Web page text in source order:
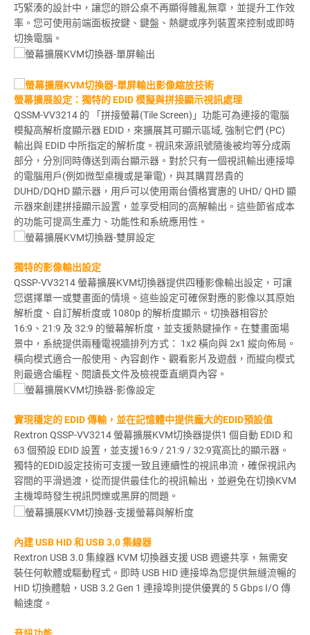
巧緊湊的設計中，讓您的辦公桌不再顯得雜亂無章，並提升工作效
率。您可使用前端面板按鍵、鍵盤、熱鍵或序列裝置來控制或即時
切換電腦。
螢幕擴展設定：獨特的 EDID 模擬與拼接顯示視訊處理
QSSM-VV3214 的 「拼接螢幕(Tile Screen)」功能可為連接的電腦
模擬高解析度顯示器 EDID，來擴展其可顯示區域, 強制它們 (PC)
輸出與 EDID 中所指定的解析度。視訊來源訊號隨後被均等分成兩
部分，分別同時傳送到兩台顯示器。對於只有一個視訊輸出連接埠
的電腦用戶(例如微型桌機或是筆電)，與其購買昂貴的
DUHD/DQHD 顯示器，用戶可以使用兩台價格實惠的 UHD/ QHD 顯
示器來創建拼接顯示設置，並享受相同的高解輸出。這些節省成本
的功能可提高生產力、功能性和系統應用性。
獨特的影像輸出設定
QSSP-VV3214 螢幕擴展KVM切換器提供四種影像輸出設定，可讓
您選擇單一或雙畫面的情境。這些設定可確保對應的影像以其原始
解析度、自訂解析度或 1080p 的解析度顯示。切換器相容於
16:9、21:9 及 32:9 的螢幕解析度，並支援熱鍵操作。在雙畫面場
景中，系統提供兩種電視牆排列方式： 1x2 橫向與 2x1 縱向佈局。
橫向模式適合一般使用、內容創作、觀看影片及遊戲，而縱向模式
則最適合編程、閱讀長文件及檢視垂直網頁內容。
實現穩定的 EDID 傳輸，並在記憶體中提供龐大的EDID預設值
Rextron QSSP-VV3214 螢幕擴展KVM切換器提供1 個自動 EDID 和
63 個預設 EDID 設置，並支援16:9 / 21:9 / 32:9寬高比的顯示器。
獨特的EDID設定技術可支援一致且連續性的視訊串流，確保視訊內
容間的平滑過渡，從而提供最佳化的視訊輸出，並避免在切換KVM
主機埠時發生視訊閃爍或黑屏的問題。
內建 USB HID 和 USB 3.0 集線器
Rextron USB 3.0 集線器 KVM 切換器支援 USB 週邊共享，無需安
裝任何軟體或驅動程式。即時 USB HID 連接埠為您提供無縫流暢的
HID 切換體驗，USB 3.2 Gen 1 連接埠則提供優異的 5 Gbps I/O 傳
輸速度。